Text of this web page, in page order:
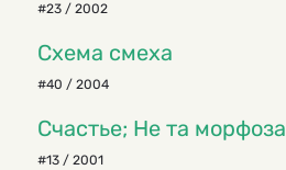
#23 / 2002
Схема смеха
#40 / 2004
Счастье; Не та морфоза
#13 / 2001